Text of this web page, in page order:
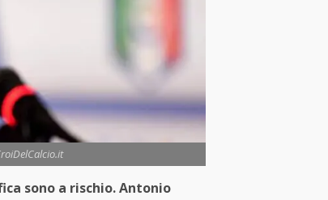
sono a rischio. Antonio